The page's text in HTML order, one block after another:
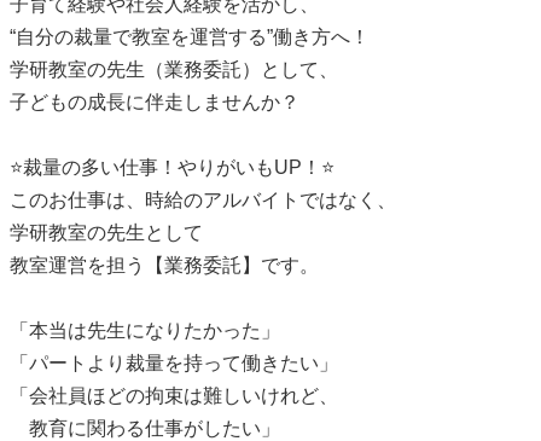
子育て経験や社会人経験を活かし、
“自分の裁量で教室を運営する”働き方へ！
学研教室の先生（業務委託）として、
子どもの成長に伴走しませんか？
⭐裁量の多い仕事！やりがいもUP！⭐
このお仕事は、時給のアルバイトではなく、
学研教室の先生として
教室運営を担う【業務委託】です。
「本当は先生になりたかった」
「パートより裁量を持って働きたい」
「会社員ほどの拘束は難しいけれど、
教育に関わる仕事がしたい」